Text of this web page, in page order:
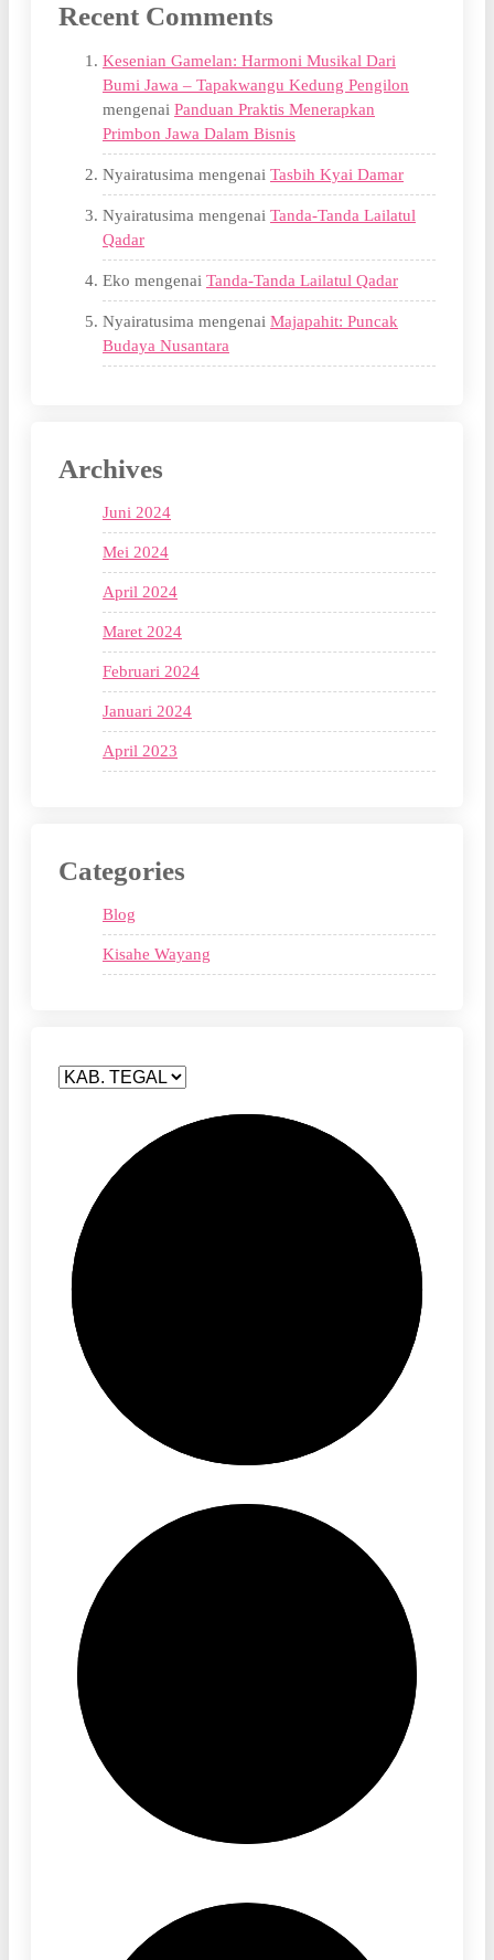
Recent Comments
Kesenian Gamelan: Harmoni Musikal Dari
Bumi Jawa – Tapakwangu Kedung Pengilon
mengenai Panduan Praktis Menerapkan
Primbon Jawa Dalam Bisnis
Nyairatusima mengenai Tasbih Kyai Damar
Nyairatusima mengenai Tanda-Tanda Lailatul
Qadar
Eko mengenai Tanda-Tanda Lailatul Qadar
Nyairatusima mengenai Majapahit: Puncak
Budaya Nusantara
Archives
Juni 2024
Mei 2024
April 2024
Maret 2024
Februari 2024
Januari 2024
April 2023
Categories
Blog
Kisahe Wayang